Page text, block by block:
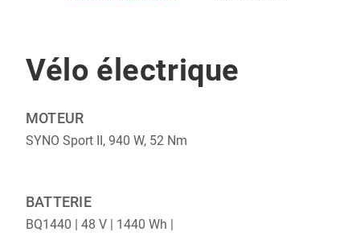
Vélo électrique
MOTEUR
SYNO Sport II, 940 W, 52 Nm
BATTERIE
BQ1440 | 48 V | 1440 Wh |